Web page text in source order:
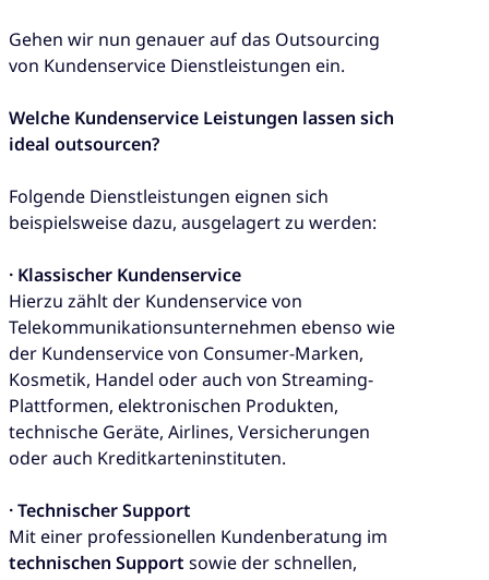
Gehen wir nun genauer auf das Outsourcing
von Kundenservice Dienstleistungen ein.
Welche Kundenservice Leistungen lassen sich
ideal outsourcen?
Folgende Dienstleistungen eignen sich
beispielsweise dazu, ausgelagert zu werden:
· Klassischer Kundenservice
Hierzu zählt der Kundenservice von
Telekommunikationsunternehmen ebenso wie
der Kundenservice von Consumer-Marken,
Kosmetik, Handel oder auch von Streaming-
Plattformen, elektronischen Produkten,
technische Geräte, Airlines, Versicherungen
oder auch Kreditkarteninstituten.
· Technischer Support
Mit einer professionellen Kundenberatung im
technischen Support sowie der schnellen,